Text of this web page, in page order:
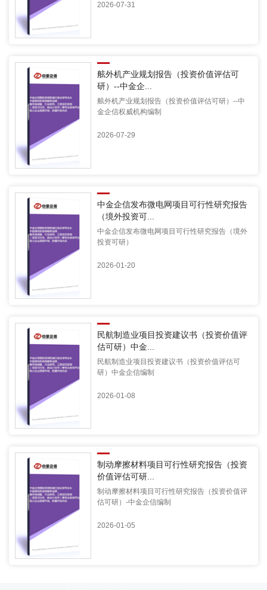
2026-07-31
舷外机产业规划报告（投资价值评估可
研）--中金企...
舷外机产业规划报告（投资价值评估可研）--中
金企信权威机构编制
2026-07-29
中金企信发布微电网项目可行性研究报告
（境外投资可...
中金企信发布微电网项目可行性研究报告（境外
投资可研）
2026-01-20
民航制造业项目投资建议书（投资价值评
估可研）中金...
民航制造业项目投资建议书（投资价值评估可
研）中金企信编制
2026-01-08
制动摩擦材料项目可行性研究报告（投资
价值评估可研...
制动摩擦材料项目可行性研究报告（投资价值评
估可研）-中金企信编制
2026-01-05